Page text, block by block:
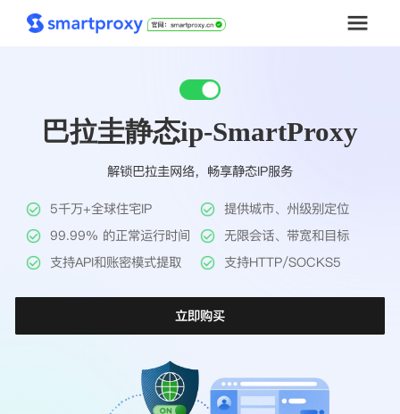
套餐购买
工具
帮助中心
巴拉圭静态ip-SmartProxy
解锁巴拉圭网络，畅享静态IP服务
5千万+全球住宅IP
提供城市、州级别定位
99.99% 的正常运行时间
无限会话、带宽和目标
支持API和账密模式提取
支持HTTP/SOCKS5
立即购买